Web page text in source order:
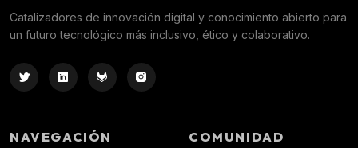
Catalizadores de innovación digital y conocimiento abierto para
un futuro tecnológico más inclusivo, ético y colaborativo.
NAVEGACIÓN COMUNIDAD